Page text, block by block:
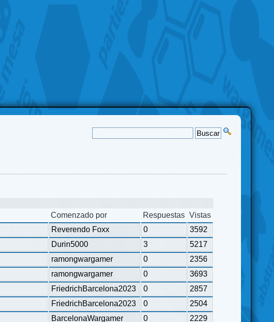
Comenzado por Respuestas Vistas
Reverendo Foxx 0
3592
Durin5000 3
5217
ramongwargamer 0
2356
ramongwargamer 0
3693
FriedrichBarcelona2023 0
2857
FriedrichBarcelona2023 0
2504
BarcelonaWargamer 0
2229